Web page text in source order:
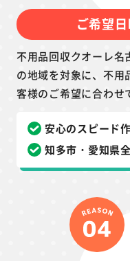
ご希望
不用品回収クオーレ名
の地域を対象に、不用
客様のご希望に合わせ
安心のスピード
知多市・愛知県